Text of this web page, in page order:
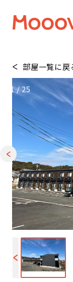
部屋一覧に戻
1/25